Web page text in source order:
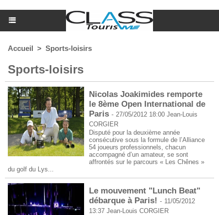
Accueil > Sports-loisirs
Sports-loisirs
Nicolas Joakimides remporte
le 8ème Open International de
Paris - 27/05/2012 18:00Jean-Louis
CORGIER
Disputé pour la deuxième année
consécutive sous la formule de l’Alliance
54 joueurs professionnels, chacun
accompagné d’un amateur, se sont
affrontés sur le parcours « Les Chênes »
du golf du Lys...
Le mouvement "Lunch Beat"
débarque à Paris! - 11/05/2012
13:37Jean-Louis CORGIER